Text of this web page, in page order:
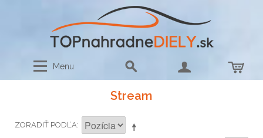
Menu
Stream
ZORADIŤ PODĽA